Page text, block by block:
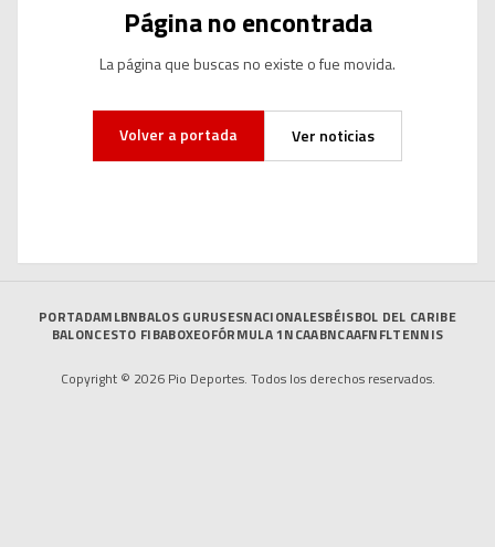
Página no encontrada
La página que buscas no existe o fue movida.
Volver a portada Ver noticias
PORTADAMLBNBALOS GURUSESNACIONALESBÉISBOL DEL CARIBE
BALONCESTO FIBABOXEOFÓRMULA 1NCAABNCAAFNFLTENNIS
Copyright © 2026 Pio Deportes. Todos los derechos reservados.